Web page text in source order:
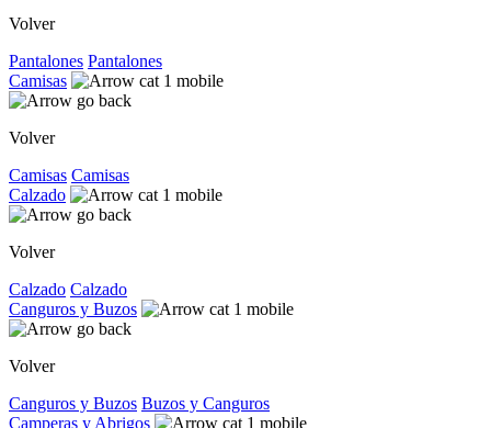
Volver
Pantalones Pantalones
Camisas
Volver
Camisas Camisas
Calzado
Volver
Calzado Calzado
Canguros y Buzos
Volver
Canguros y Buzos Buzos y Canguros
Camperas y Abrigos